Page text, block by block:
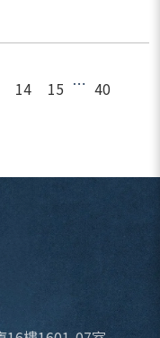
14 15 ⋯ 40